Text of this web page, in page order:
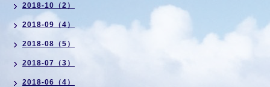
2018-10（2）
2018-09（4）
2018-08（5）
2018-07（3）
2018-06（4）